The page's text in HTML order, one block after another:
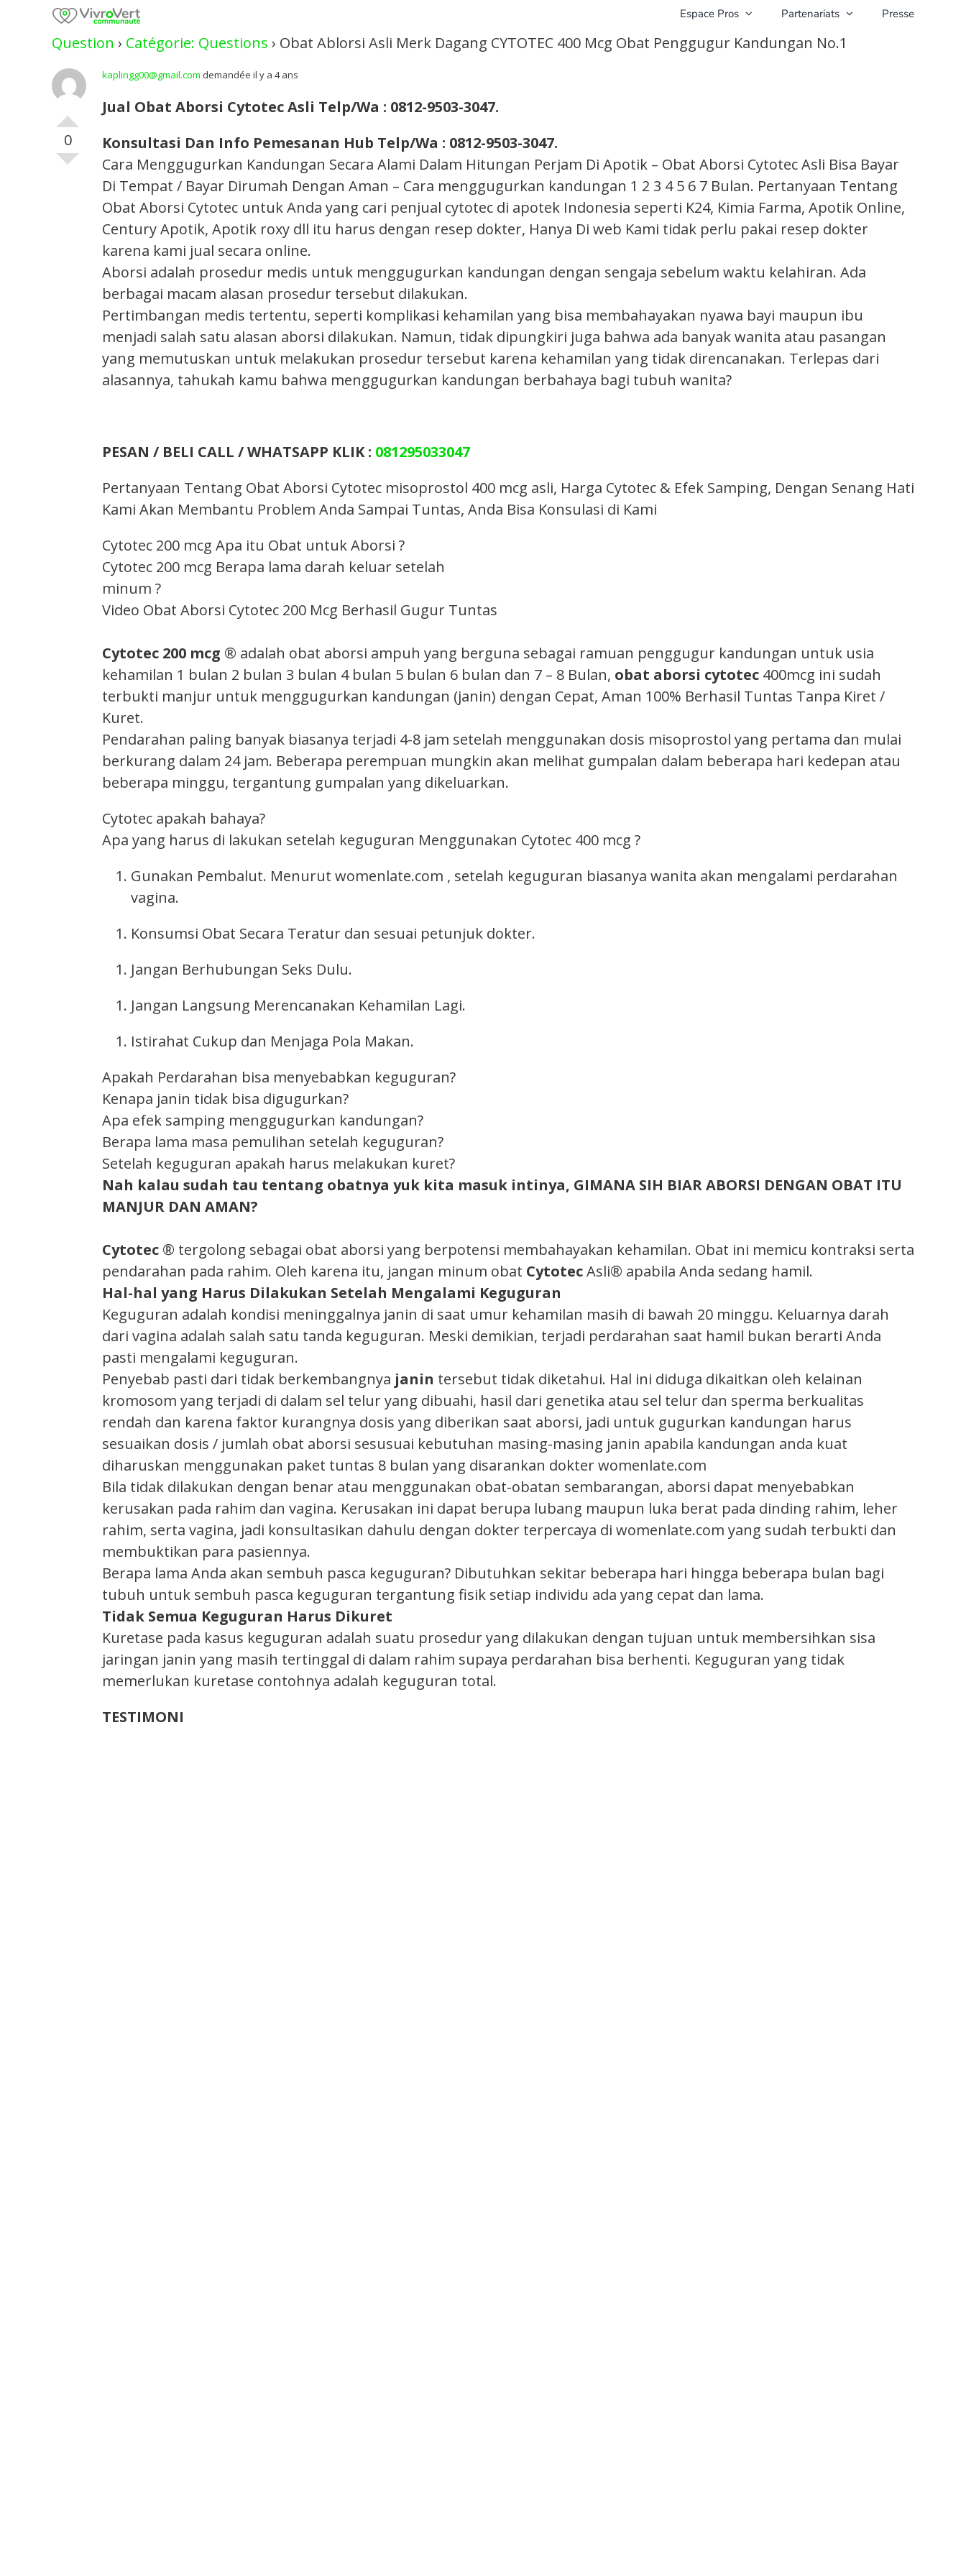
Espace Pros Partenariats Presse
Question › Catégorie: Questions › Obat Ablorsi Asli Merk Dagang CYTOTEC 400 Mcg Obat Penggugur Kandungan No.1
0
kaplingg00@gmail.com demandée il y a 4 ans
Jual Obat Aborsi Cytotec Asli Telp/Wa : 0812-9503-3047.
Konsultasi Dan Info Pemesanan Hub Telp/Wa : 0812-9503-3047.
Cara Menggugurkan Kandungan Secara Alami Dalam Hitungan Perjam Di Apotik – Obat Aborsi Cytotec Asli Bisa Bayar
Di Tempat / Bayar Dirumah Dengan Aman – Cara menggugurkan kandungan 1 2 3 4 5 6 7 Bulan. Pertanyaan Tentang
Obat Aborsi Cytotec untuk Anda yang cari penjual cytotec di apotek Indonesia seperti K24, Kimia Farma, Apotik Online,
Century Apotik, Apotik roxy dll itu harus dengan resep dokter, Hanya Di web Kami tidak perlu pakai resep dokter
karena kami jual secara online.
Aborsi adalah prosedur medis untuk menggugurkan kandungan dengan sengaja sebelum waktu kelahiran. Ada
berbagai macam alasan prosedur tersebut dilakukan.
Pertimbangan medis tertentu, seperti komplikasi kehamilan yang bisa membahayakan nyawa bayi maupun ibu
menjadi salah satu alasan aborsi dilakukan. Namun, tidak dipungkiri juga bahwa ada banyak wanita atau pasangan
yang memutuskan untuk melakukan prosedur tersebut karena kehamilan yang tidak direncanakan. Terlepas dari
alasannya, tahukah kamu bahwa menggugurkan kandungan berbahaya bagi tubuh wanita?
PESAN / BELI CALL / WHATSAPP KLIK : 081295033047
Pertanyaan Tentang Obat Aborsi Cytotec misoprostol 400 mcg asli, Harga Cytotec & Efek Samping, Dengan Senang Hati
Kami Akan Membantu Problem Anda Sampai Tuntas, Anda Bisa Konsulasi di Kami
Cytotec 200 mcg Apa itu Obat untuk Aborsi ?
Cytotec 200 mcg Berapa lama darah keluar setelah
minum ?
Video Obat Aborsi Cytotec 200 Mcg Berhasil Gugur Tuntas
Cytotec 200 mcg ® adalah obat aborsi ampuh yang berguna sebagai ramuan penggugur kandungan untuk usia
kehamilan 1 bulan 2 bulan 3 bulan 4 bulan 5 bulan 6 bulan dan 7 – 8 Bulan, obat aborsi cytotec 400mcg ini sudah
terbukti manjur untuk menggugurkan kandungan (janin) dengan Cepat, Aman 100% Berhasil Tuntas Tanpa Kiret /
Kuret.
Pendarahan paling banyak biasanya terjadi 4-8 jam setelah menggunakan dosis misoprostol yang pertama dan mulai
berkurang dalam 24 jam. Beberapa perempuan mungkin akan melihat gumpalan dalam beberapa hari kedepan atau
beberapa minggu, tergantung gumpalan yang dikeluarkan.
Cytotec apakah bahaya?
Apa yang harus di lakukan setelah keguguran Menggunakan Cytotec 400 mcg ?
Gunakan Pembalut. Menurut womenlate.com , setelah keguguran biasanya wanita akan mengalami perdarahan
vagina.
Konsumsi Obat Secara Teratur dan sesuai petunjuk dokter.
Jangan Berhubungan Seks Dulu.
Jangan Langsung Merencanakan Kehamilan Lagi.
Istirahat Cukup dan Menjaga Pola Makan.
Apakah Perdarahan bisa menyebabkan keguguran?
Kenapa janin tidak bisa digugurkan?
Apa efek samping menggugurkan kandungan?
Berapa lama masa pemulihan setelah keguguran?
Setelah keguguran apakah harus melakukan kuret?
Nah kalau sudah tau tentang obatnya yuk kita masuk intinya, GIMANA SIH BIAR ABORSI DENGAN OBAT ITU
MANJUR DAN AMAN?
Cytotec ® tergolong sebagai obat aborsi yang berpotensi membahayakan kehamilan. Obat ini memicu kontraksi serta
pendarahan pada rahim. Oleh karena itu, jangan minum obat CytotecAsli® apabila Anda sedang hamil.
Hal-hal yang Harus Dilakukan Setelah Mengalami Keguguran
Keguguran adalah kondisi meninggalnya janin di saat umur kehamilan masih di bawah 20 minggu. Keluarnya darah
dari vagina adalah salah satu tanda keguguran. Meski demikian, terjadi perdarahan saat hamil bukan berarti Anda
pasti mengalami keguguran.
Penyebab pasti dari tidak berkembangnya janin tersebut tidak diketahui. Hal ini diduga dikaitkan oleh kelainan
kromosom yang terjadi di dalam sel telur yang dibuahi, hasil dari genetika atau sel telur dan sperma berkualitas
rendah dan karena faktor kurangnya dosis yang diberikan saat aborsi, jadi untuk gugurkan kandungan harus
sesuaikan dosis / jumlah obat aborsi sesusuai kebutuhan masing-masing janin apabila kandungan anda kuat
diharuskan menggunakan paket tuntas 8 bulan yang disarankan dokter womenlate.com
Bila tidak dilakukan dengan benar atau menggunakan obat-obatan sembarangan, aborsi dapat menyebabkan
kerusakan pada rahim dan vagina. Kerusakan ini dapat berupa lubang maupun luka berat pada dinding rahim, leher
rahim, serta vagina, jadi konsultasikan dahulu dengan dokter terpercaya di womenlate.com yang sudah terbukti dan
membuktikan para pasiennya.
Berapa lama Anda akan sembuh pasca keguguran? Dibutuhkan sekitar beberapa hari hingga beberapa bulan bagi
tubuh untuk sembuh pasca keguguran tergantung fisik setiap individu ada yang cepat dan lama.
Tidak Semua Keguguran Harus Dikuret
Kuretase pada kasus keguguran adalah suatu prosedur yang dilakukan dengan tujuan untuk membersihkan sisa
jaringan janin yang masih tertinggal di dalam rahim supaya perdarahan bisa berhenti. Keguguran yang tidak
memerlukan kuretase contohnya adalah keguguran total.
TESTIMONI